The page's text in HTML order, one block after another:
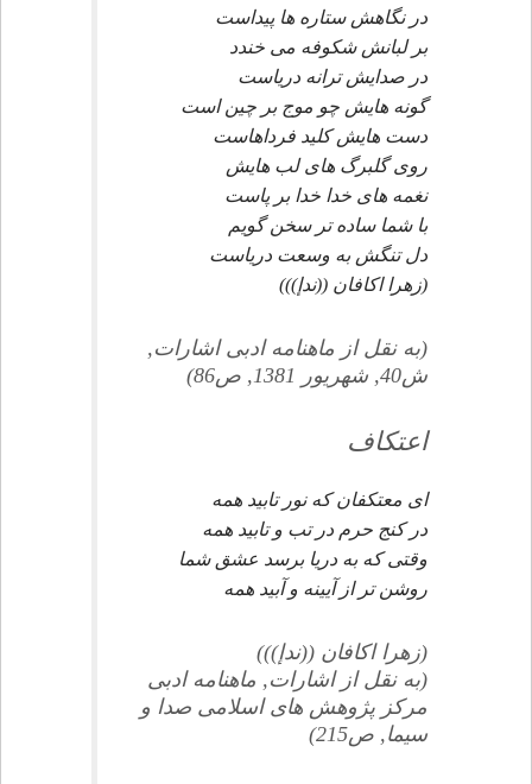
در نگاهش ستاره ها پيداست
بر لبانش شكوفه مى خندد
در صدايش ترانه درياست
گونه هايش چو موج بر چين است
دست هايش كليد فرداهاست
روى گلبرگ هاى لب هايش
نغمه هاى خدا خدا بر پاست
با شما ساده تر سخن گويم
دل تنگش به وسعت درياست
(زهرا اكافان ((ندإ)))
(به نقل از ماهنامه ادبى اشارات,
ش40, شهريور 1381, ص86)
اعتكاف
اى معتكفان كه نور تابيد همه
در كنج حرم در تب و تابيد همه
وقتى كه به دريا برسد عشق شما
روشن تر از آيينه و آبيد همه
(زهرا اكافان ((ندإ)))
(به نقل از اشارات, ماهنامه ادبى
مركز پژوهش هاى اسلامى صدا و
سيما, ص215)